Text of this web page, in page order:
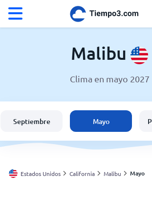
El clima en Malibu
España
Argentina
Malibu
Clima en mayo 2027
Septiembre Mayo
Estados Unidos California Malibu Mayo